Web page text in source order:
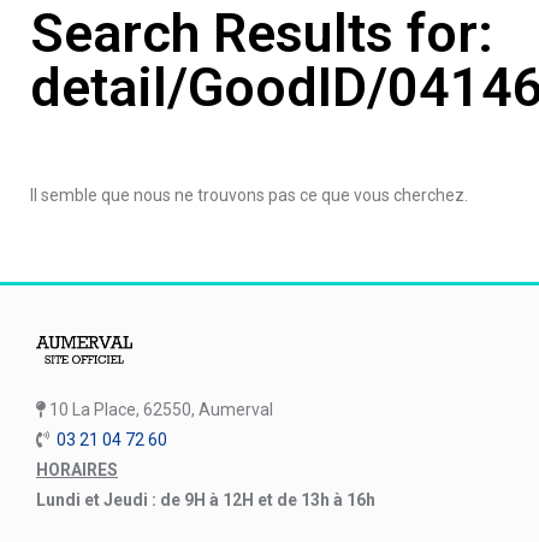
Search Results for:
detail/GoodID/
Il semble que nous ne trouvons pas ce que vous cherchez.
10 La Place, 62550, Aumerval
03 21 04 72 60
HORAIRES
Lundi et Jeudi : de 9H à 12H et de 13h à 16h